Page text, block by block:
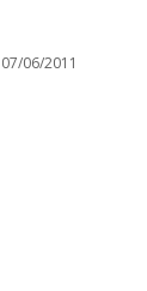
07/06/2011